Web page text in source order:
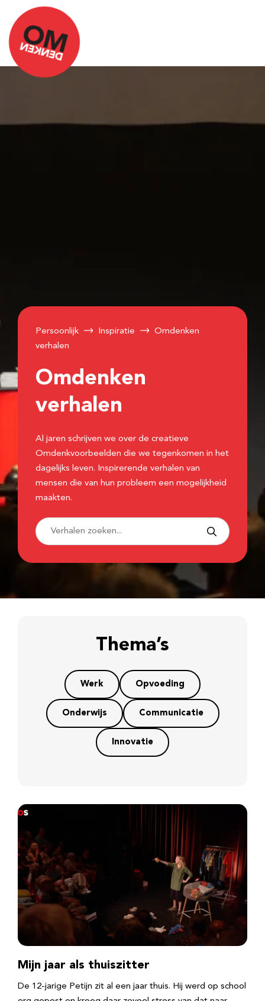
Persoonlijk Inspiratie
Omdenken
verhalen
Omdenken
verhalen
Al jaren schrijven we over de creatieve
Omdenkvoorbeelden die we tegenkomen in het
dagelijks leven. Inspirerende verhalen van
mensen die van hun probleem een mogelijkheid
maakten.
Thema’s
Werk Opvoeding
Onderwijs Communicatie
Innovatie
Mijn jaar als thuiszitter
De 12-jarige Petijn zit al een jaar thuis. Hij werd op school